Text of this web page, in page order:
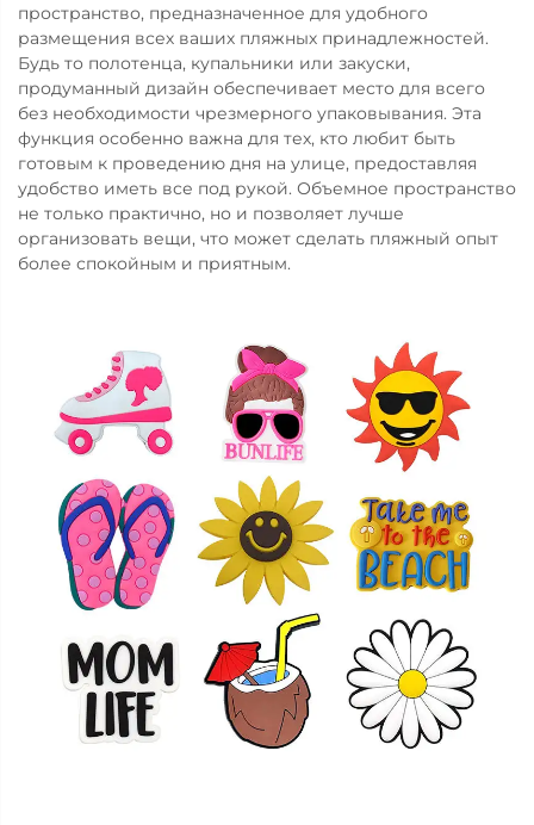
пространство, предназначенное для удобного
размещения всех ваших пляжных принадлежностей.
Будь то полотенца, купальники или закуски,
продуманный дизайн обеспечивает место для всего
без необходимости чрезмерного упаковывания. Эта
функция особенно важна для тех, кто любит быть
готовым к проведению дня на улице, предоставляя
удобство иметь все под рукой. Объемное пространство
не только практично, но и позволяет лучше
организовать вещи, что может сделать пляжный опыт
более спокойным и приятным.